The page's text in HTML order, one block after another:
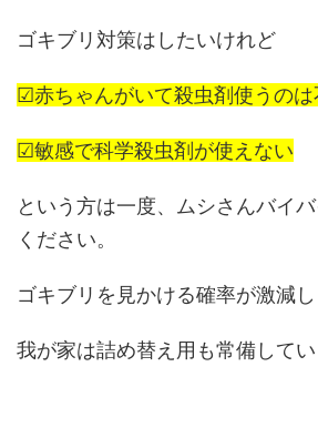
ゴキブリ対策はしたいけれど
☑赤ちゃんがいて殺虫剤使うのは
☑敏感で科学殺虫剤が使えない
という方は一度、ムシさんバイ
ください。
ゴキブリを見かける確率が激減し
我が家は詰め替え用も常備してい